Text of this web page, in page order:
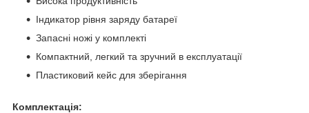
Індикатор рівня заряду батареї
Запасні ножі у комплекті
Компактний, легкий та зручний в експлуатації
Пластиковий кейс для зберігання
Комплектація: